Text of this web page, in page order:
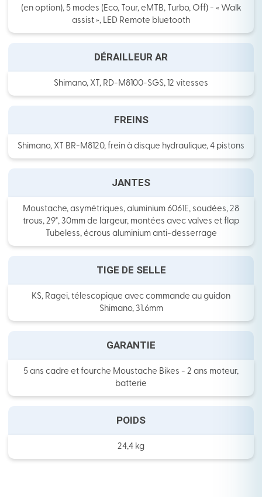
(en option), 5 modes (Eco, Tour, eMTB, Turbo, Off) - « Walk
assist », LED Remote bluetooth
DÉRAILLEUR AR
Shimano, XT, RD-M8100-SGS, 12 vitesses
FREINS
Shimano, XT BR-M8120, frein à disque hydraulique, 4 pistons
JANTES
Moustache, asymétriques, aluminium 6061E, soudées, 28
trous, 29", 30mm de largeur, montées avec valves et flap
Tubeless, écrous aluminium anti-desserrage
TIGE DE SELLE
KS, Ragei, télescopique avec commande au guidon
Shimano, 31.6mm
GARANTIE
5 ans cadre et fourche Moustache Bikes - 2 ans moteur,
batterie
POIDS
24,4 kg